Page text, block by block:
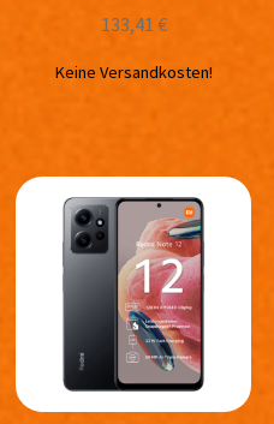
133,41 €
Keine Versandkosten!